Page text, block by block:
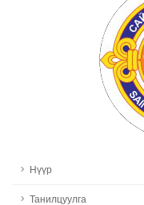
Нүүр
Танилцуулга